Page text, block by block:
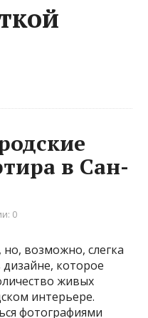
в Сан-
0
возможно, слегка
которое
живых
интерьере.
фотографиями